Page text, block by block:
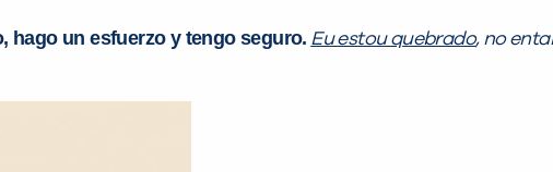
hago un esfuerzo y tengo seguro. Eu estou quebrado, no